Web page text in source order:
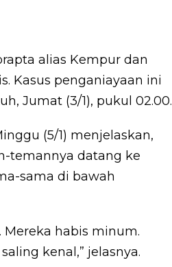
alias Kempur dan
Kasus penganiayaan ini
Jumat (3/1), pukul 02.00.
(5/1) menjelaskan,
temannya datang ke
sama di bawah
Mereka habis minum.
kenal,” jelasnya.